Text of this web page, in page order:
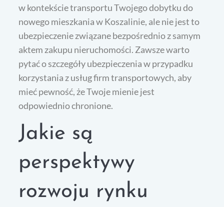
w kontekście transportu Twojego dobytku do
nowego mieszkania w Koszalinie, ale nie jest to
ubezpieczenie związane bezpośrednio z samym
aktem zakupu nieruchomości. Zawsze warto
pytać o szczegóły ubezpieczenia w przypadku
korzystania z usług firm transportowych, aby
mieć pewność, że Twoje mienie jest
odpowiednio chronione.
Jakie są
perspektywy
rozwoju rynku